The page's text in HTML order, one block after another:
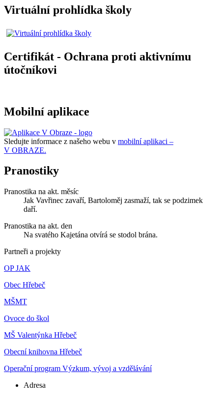
Virtuální prohlídka školy
Certifikát - Ochrana proti aktivnímu
útočníkovi
Mobilní aplikace
Sledujte informace z našeho webu v mobilní aplikaci –
V OBRAZE.
Pranostiky
Pranostika na akt. měsíc
Jak Vavřinec zavaří, Bartoloměj zasmaží, tak se podzimek
daří.
Pranostika na akt. den
Na svatého Kajetána otvírá se stodol brána.
Partneři a projekty
OP JAK
Obec Hřebeč
MŠMT
Ovoce do škol
MŠ Valentýnka Hřebeč
Obecní knihovna Hřebeč
Operační program Výzkum, vývoj a vzdělávání
Adresa